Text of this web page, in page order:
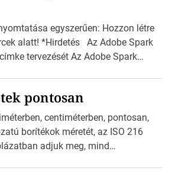
egyszerűen: Hozzon létre
alatt! *Hirdetés Az Adobe Spark
tervezését Az Adobe Spark
kreatív fogaskerekek, miközben
Hogyan készítsünk címkét?
alakot: Válassza ki a kívánt címke
[…]
pontosan
centiméterben, pontosan,
borítékok méretét, az ISO 216
adjuk meg, mind